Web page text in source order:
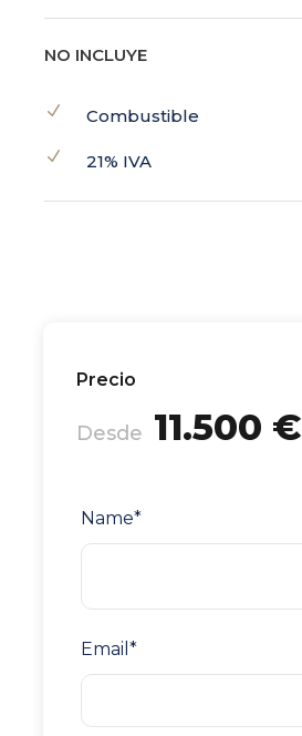
Precio
Desde 11.500 €
Name*
Email *
NO INCLUYE
Combustible
21% IVA